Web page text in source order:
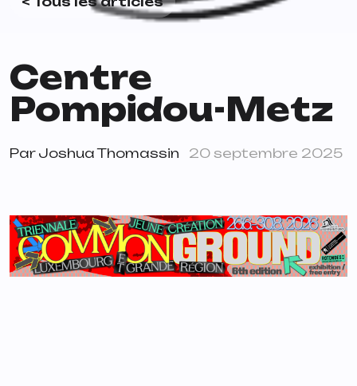
Centre
Pompidou-Metz
Par Joshua Thomassin 20 septembre 2025